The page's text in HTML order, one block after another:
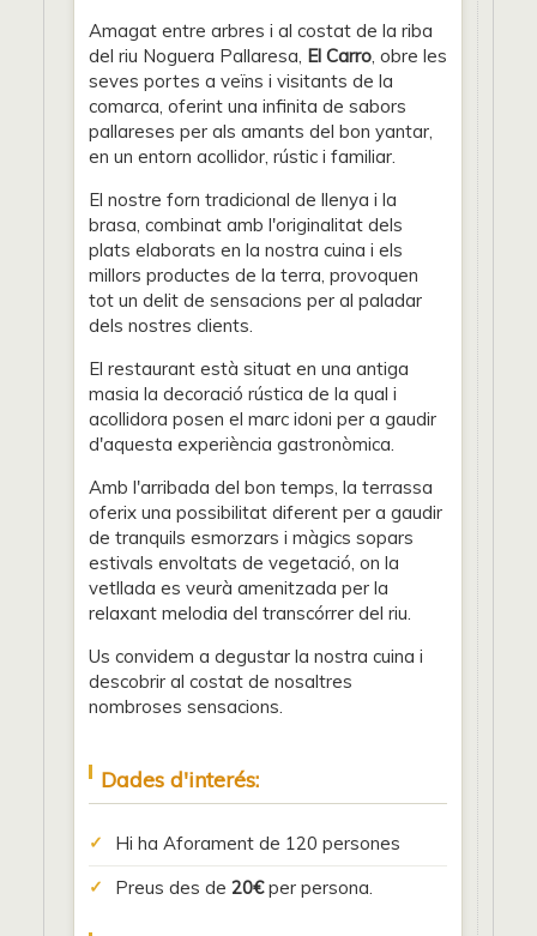
Amagat entre arbres i al costat de la riba
del riu Noguera Pallaresa, El Carro, obre les
seves portes a veïns i visitants de la
comarca, oferint una infinita de sabors
pallareses per als amants del bon yantar,
en un entorn acollidor, rústic i familiar.
El nostre forn tradicional de llenya i la
brasa, combinat amb l'originalitat dels
plats elaborats en la nostra cuina i els
millors productes de la terra, provoquen
tot un delit de sensacions per al paladar
dels nostres clients.
El restaurant està situat en una antiga
masia la decoració rústica de la qual i
acollidora posen el marc idoni per a gaudir
d'aquesta experiència gastronòmica.
Amb l'arribada del bon temps, la terrassa
oferix una possibilitat diferent per a gaudir
de tranquils esmorzars i màgics sopars
estivals envoltats de vegetació, on la
vetllada es veurà amenitzada per la
relaxant melodia del transcórrer del riu.
Us convidem a degustar la nostra cuina i
descobrir al costat de nosaltres
nombroses sensacions.
Dades d'interés:
Hi ha Aforament de 120 persones
Preus des de 20€per persona.